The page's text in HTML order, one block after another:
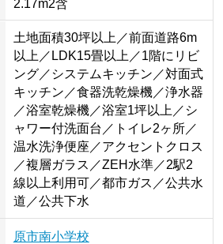
2.17m2含
土地面積30坪以上／前面道路6m
以上／LDK15畳以上／1階にリビ
ング／システムキッチン／対面式
キッチン／食器洗乾燥機／浄水器
／浴室乾燥機／浴室1坪以上／シ
ャワー付洗面台／トイレ2ヶ所／
温水洗浄便座／アクセントクロス
／複層ガラス／ZEH水準／2駅2
線以上利用可／都市ガス／公共水
道／公共下水
原市南小学校